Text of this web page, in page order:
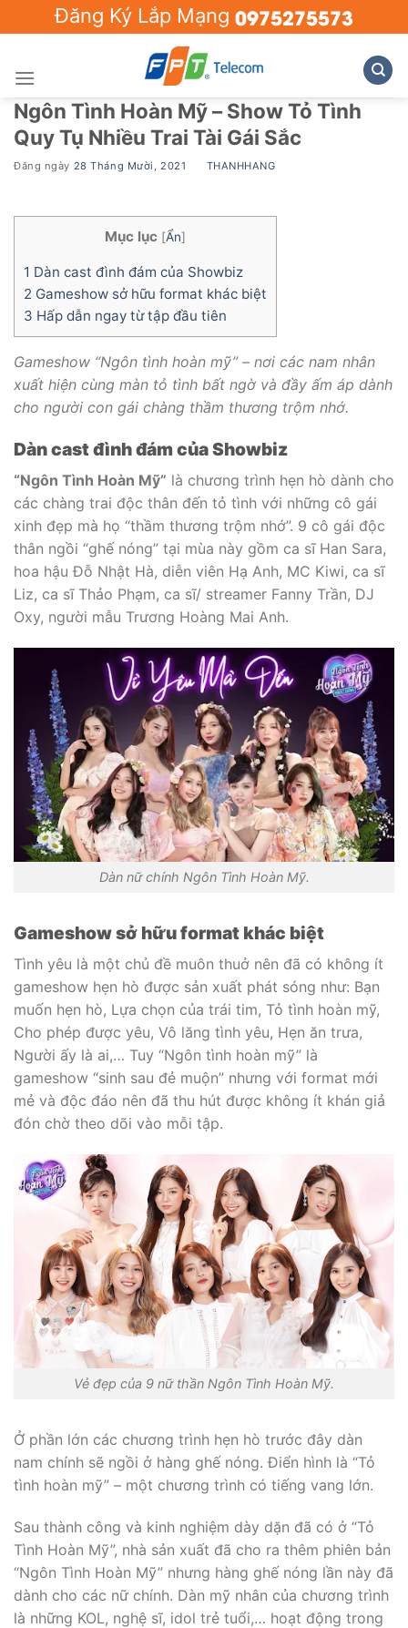
to
Đăng Ký Lắp Mạng 0975275573
Ngôn Tình Hoàn Mỹ – Show Tỏ Tình
Quy Tụ Nhiều Trai Tài Gái Sắc
Đăng ngày 28 Tháng Mười, 2021 THANHHANG
Mục lục [Ẩn]
1 Dàn cast đình đám của Showbiz
2 Gameshow sở hữu format khác biệt
3 Hấp dẫn ngay từ tập đầu tiên
Gameshow “Ngôn tình hoàn mỹ” – nơi các nam nhân
xuất hiện cùng màn tỏ tình bất ngờ và đầy ấm áp dành
cho người con gái chàng thầm thương trộm nhớ.
Dàn cast đình đám của Showbiz
“Ngôn Tình Hoàn Mỹ” là chương trình hẹn hò dành cho
các chàng trai độc thân đến tỏ tình với những cô gái
xinh đẹp mà họ “thầm thương trộm nhớ”. 9 cô gái độc
thân ngồi “ghế nóng” tại mùa này gồm ca sĩ Han Sara,
hoa hậu Đỗ Nhật Hà, diễn viên Hạ Anh, MC Kiwi, ca sĩ
Liz, ca sĩ Thảo Phạm, ca sĩ/ streamer Fanny Trần, DJ
Oxy, người mẫu Trương Hoàng Mai Anh.
Dàn nữ chính Ngôn Tình Hoàn Mỹ.
Gameshow sở hữu format khác biệt
Tình yêu là một chủ đề muôn thuở nên đã có không ít
gameshow hẹn hò được sản xuất phát sóng như: Bạn
muốn hẹn hò, Lựa chọn của trái tim, Tỏ tình hoàn mỹ,
Cho phép được yêu, Vô lăng tình yêu, Hẹn ăn trưa,
Người ấy là ai,… Tuy “Ngôn tình hoàn mỹ” là
gameshow “sinh sau đẻ muộn” nhưng với format mới
mẻ và độc đáo nên đã thu hút được không ít khán giả
đón chờ theo dõi vào mỗi tập.
Vẻ đẹp của 9 nữ thần Ngôn Tình Hoàn Mỹ.
Ở phần lớn các chương trình hẹn hò trước đây dàn
nam chính sẽ ngồi ở hàng ghế nóng. Điển hình là “Tỏ
tình hoàn mỹ” – một chương trình có tiếng vang lớn.
Sau thành công và kinh nghiệm dày dặn đã có ở “Tỏ
Tình Hoàn Mỹ”, nhà sản xuất đã cho ra thêm phiên bản
“Ngôn Tình Hoàn Mỹ” nhưng hàng ghế nóng lần này đã
dành cho các nữ chính. Dàn mỹ nhân của chương trình
là những KOL, nghệ sĩ, idol trẻ tuổi,… hoạt động trong